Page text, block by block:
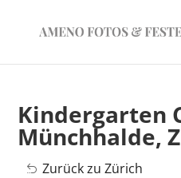
Kindergarten
Münchhalde,
Zurück zu Zürich